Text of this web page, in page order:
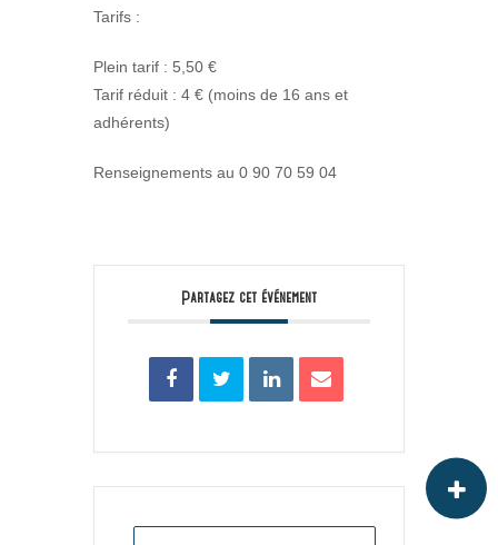
Tarifs :
Plein tarif : 5,50 €
Tarif réduit : 4 € (moins de 16 ans et
adhérents)
Renseignements au 0 90 70 59 04
Partagez cet événement